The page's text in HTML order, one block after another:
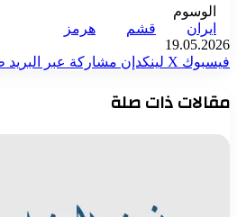
الوسوم
ايران
قشم
هرمز
19.05.2026
فيسبوك ‫X لينكدإن مشاركة عبر البريد
مقالات ذات صلة